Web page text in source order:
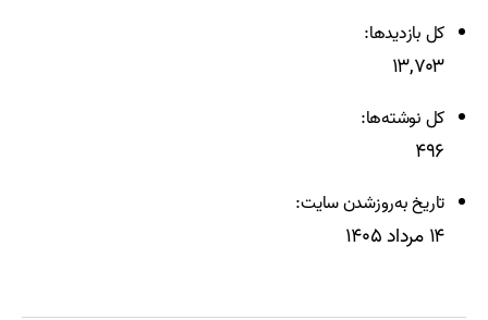
کل بازدیدها:
۱۳,۷۰۳
کل نوشته‌ها:
۴۹۶
تاریخ به‌روزشدن سایت:
۱۴ مرداد ۱۴۰۵